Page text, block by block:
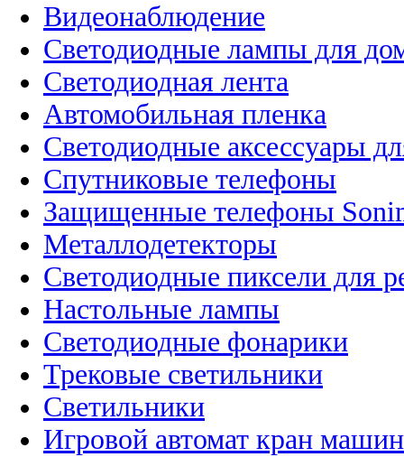
Видеонаблюдение
Светодиодные лампы для
Светодиодная лента
Автомобильная пленка
Светодиодные аксессуары
Спутниковые телефоны
Защищенные телефоны
Металлодетекторы
Светодиодные пиксели для
Настольные лампы
Светодиодные фонарики
Трековые светильники
Светильники
Игровой автомат кран